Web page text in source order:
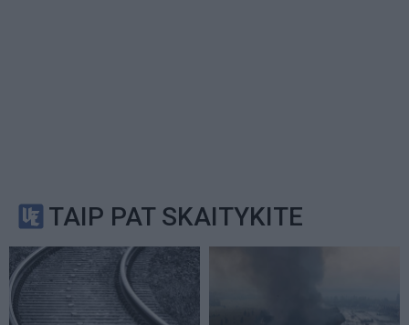
TAIP PAT SKAITYKITE